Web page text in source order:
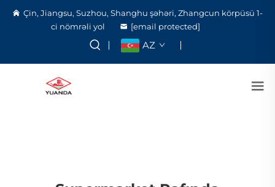
Çin, Jiangsu, Suzhou, Shanghu şəhəri, Zhangcun körpüsü 1-
ci nömrəli yol
[email protected]
AZ